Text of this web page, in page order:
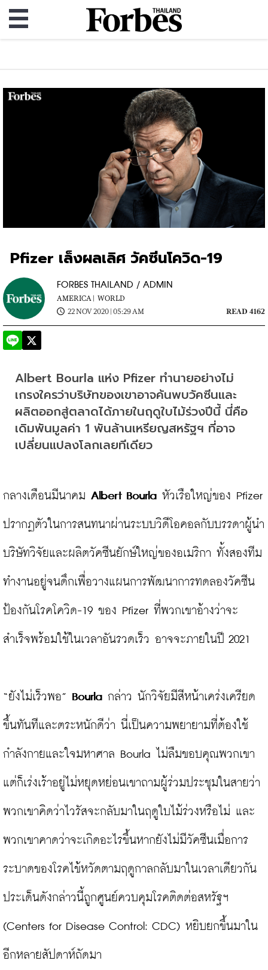
Pfizer เล็งผลเลิศ วัคซีนโควิด-19
FORBES THAILAND / ADMIN
AMERICA | WORLD
22 NOV 2020 | 05:29 AM
READ 4162
Albert Bourla แห่ง Pfizer ทำนายอย่างไม่
เกรงใครว่าบริษัทของเขาอาจค้นพบวัคซีนและ
ผลิตออกสู่ตลาดได้ภายในฤดูใบไม้ร่วงปีนี้ นี่คือ
เดิมพันมูลค่า 1 พันล้านเหรียญสหรัฐฯ ที่อาจ
เปลี่ยนแปลงโลกเลยทีเดียว
กลางเดือนมีนาคม Albert Bourla หัวเรือใหญ่ของ Pfizer
ปรากฏตัวในการสนทนาผ่านระบบวิดีโอคอลกับบรรดาผู้นำ
บริษัทวิจัยและผลิตวัคซีนยักษ์ใหญ่ของอเมริกา ทั้งสองทีม
ทำงานอยู่จนดึกเพื่อวางแผนการพัฒนาการทดลองวัคซีน
ป้องกันโรคโควิด-19 ของ Pfizer ที่พวกเขาอ้างว่าจะ
สำเร็จพร้อมใช้ในเวลาอันรวดเร็ว อาจจะภายในปี 2021
“ยังไม่เร็วพอ” Bourla กล่าว นักวิจัยมีสีหน้าเคร่งเครียด
ขึ้นทันทีและตระหนักดีว่า นี่เป็นความพยายามที่ต้องใช้
กำลังกายและใจมหาศาล Bourla ไม่ลืมขอบคุณพวกเขา
แต่ก็เร่งเร้าอยู่ไม่หยุดหย่อนเขาถามผู้ร่วมประชุมในสายว่า
พวกเขาคิดว่าไวรัสจะกลับมาในฤดูใบไม้ร่วงหรือไม่ และ
พวกเขาคาดว่าจะเกิดอะไรขึ้นหากยังไม่มีวัคซีนเมื่อการ
ระบาดของโรคไข้หวัดตามฤดูกาลกลับมาในเวลาเดียวกัน
ประเด็นดังกล่าวนี้ถูกศูนย์ควบคุมโรคติดต่อสหรัฐฯ
(Centers for Disease Control: CDC) หยิบยกขึ้นมาใน
อีกหลายสัปดาห์ถัดมา